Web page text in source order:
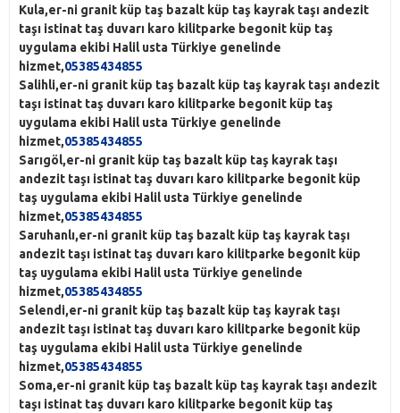
Kula,er-ni granit küp taş bazalt küp taş kayrak taşı andezit
taşı istinat taş duvarı karo kilitparke begonit küp taş
uygulama ekibi Halil usta Türkiye genelinde
hizmet,05385434855
Salihli,er-ni granit küp taş bazalt küp taş kayrak taşı andezit
taşı istinat taş duvarı karo kilitparke begonit küp taş
uygulama ekibi Halil usta Türkiye genelinde
hizmet,05385434855
Sarıgöl,er-ni granit küp taş bazalt küp taş kayrak taşı
andezit taşı istinat taş duvarı karo kilitparke begonit küp
taş uygulama ekibi Halil usta Türkiye genelinde
hizmet,05385434855
Saruhanlı,er-ni granit küp taş bazalt küp taş kayrak taşı
andezit taşı istinat taş duvarı karo kilitparke begonit küp
taş uygulama ekibi Halil usta Türkiye genelinde
hizmet,05385434855
Selendi,er-ni granit küp taş bazalt küp taş kayrak taşı
andezit taşı istinat taş duvarı karo kilitparke begonit küp
taş uygulama ekibi Halil usta Türkiye genelinde
hizmet,05385434855
Soma,er-ni granit küp taş bazalt küp taş kayrak taşı andezit
taşı istinat taş duvarı karo kilitparke begonit küp taş